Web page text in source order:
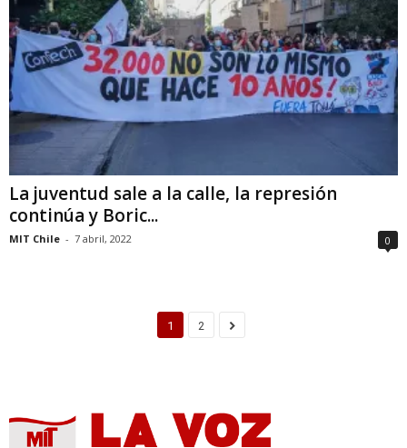
La juventud sale a la calle, la represión
continúa y Boric...
MIT Chile - 7 abril, 2022 0
1 2